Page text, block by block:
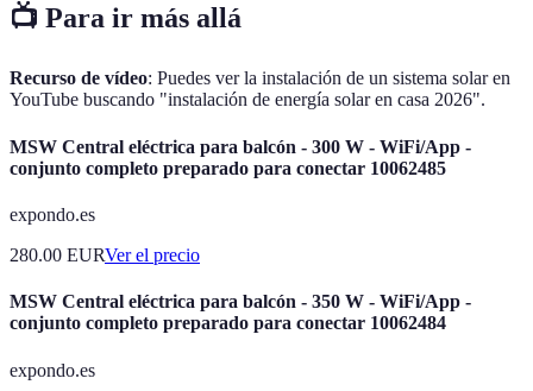
📺 Para ir más allá
Recurso de vídeo: Puedes ver la instalación de un sistema solar en
YouTube buscando "instalación de energía solar en casa 2026".
MSW Central eléctrica para balcón - 300 W - WiFi/App -
conjunto completo preparado para conectar 10062485
expondo.es
280.00 EURVer el precio
MSW Central eléctrica para balcón - 350 W - WiFi/App -
conjunto completo preparado para conectar 10062484
expondo.es